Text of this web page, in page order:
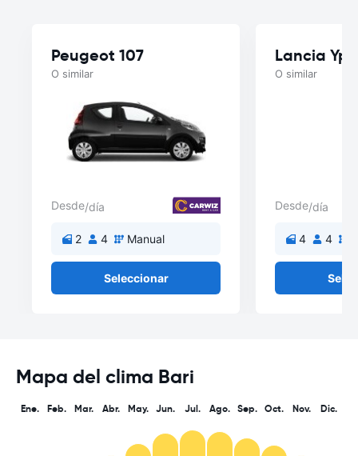
Peugeot 107
O similar
Desde/día
2 4 Manual
Seleccionar
Lancia
O similar
Desde/día
4 4
Mapa del clima Bari
Ene. Feb. Mar. Abr. May. Jun. Jul. Ago. Sep. Oct. Nov. Dic.